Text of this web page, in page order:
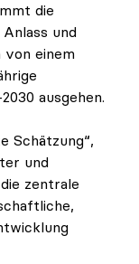
die
und
einem
ausgehen.
Schätzung“,
und
zentrale